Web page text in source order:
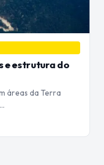
e estrutura do
áreas da Terra